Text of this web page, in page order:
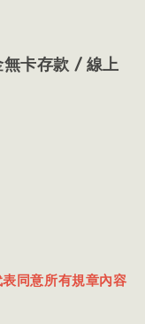
卡存款 / 線上
同意所有規章內容